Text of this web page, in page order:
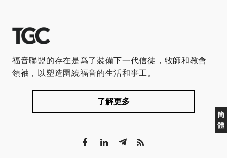
簡
體
福音聯盟的存在是爲了裝備下一代信徒，牧師和教會
領袖，以塑造圍繞福音的生活和事工。
了解更多